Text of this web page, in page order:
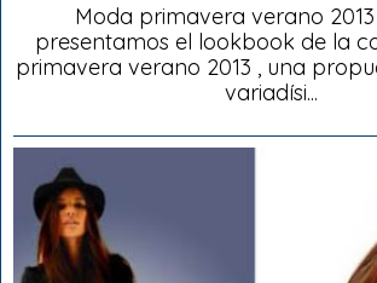
Moda primavera verano 2013
presentamos el lookbook de la
primavera verano 2013 , una
variadísi...